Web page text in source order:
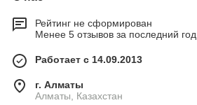
Рейтинг не сформирован
Менее 5 отзывов за последний год
Работает с 14.09.2013
г. Алматы
Алматы, Казахстан